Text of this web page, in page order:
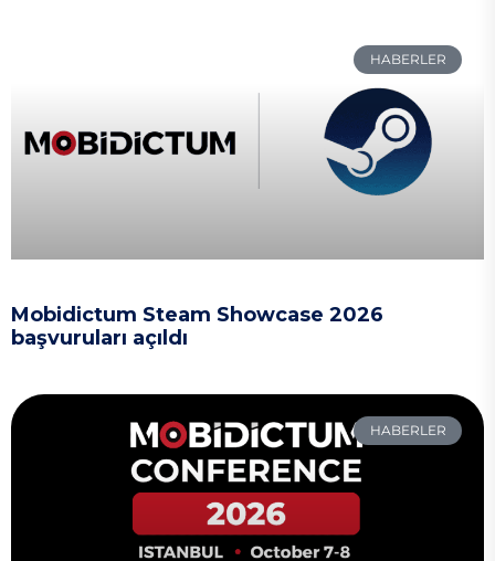
HABERLER
Mobidictum Steam Showcase 2026
başvuruları açıldı
HABERLER